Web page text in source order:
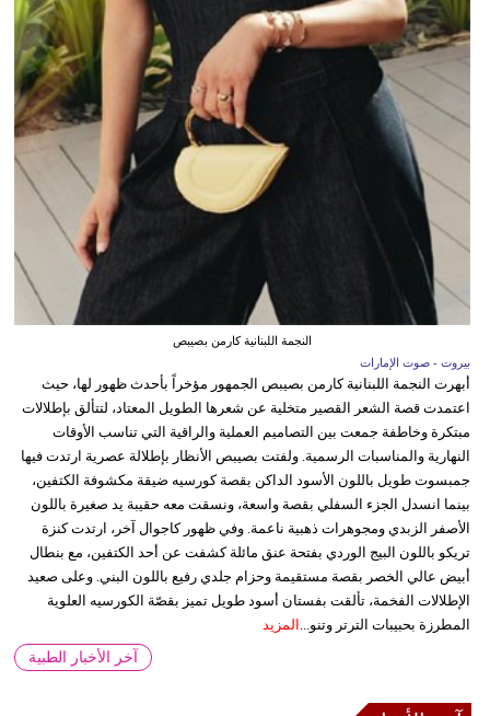
النجمة اللبنانية كارمن بصيبص
بيروت - صوت الإمارات
أبهرت النجمة اللبنانية كارمن بصيبص الجمهور مؤخراً بأحدث ظهور لها، حيث
اعتمدت قصة الشعر القصير متخلية عن شعرها الطويل المعتاد، لتتألق بإطلالات
مبتكرة وخاطفة جمعت بين التصاميم العملية والراقية التي تناسب الأوقات
النهارية والمناسبات الرسمية. ولفتت بصيبص الأنظار بإطلالة عصرية ارتدت فيها
جمبسوت طويل باللون الأسود الداكن بقصة كورسيه ضيقة مكشوفة الكتفين،
بينما انسدل الجزء السفلي بقصة واسعة، ونسقت معه حقيبة يد صغيرة باللون
الأصفر الزبدي ومجوهرات ذهبية ناعمة. وفي ظهور كاجوال آخر، ارتدت كنزة
تريكو باللون البيج الوردي بفتحة عنق مائلة كشفت عن أحد الكتفين، مع بنطال
أبيض عالي الخصر بقصة مستقيمة وحزام جلدي رفيع باللون البني. وعلى صعيد
الإطلالات الفخمة، تألقت بفستان أسود طويل تميز بقصّة الكورسيه العلوية
المطرزة بحبيبات الترتر وتنو... المزيد
آخر الأخبار الطبية